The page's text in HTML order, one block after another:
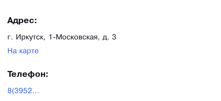
Адрес:
г. Иркутск, 1-Московская, д. 3
На карте
Телефон:
8(3952...